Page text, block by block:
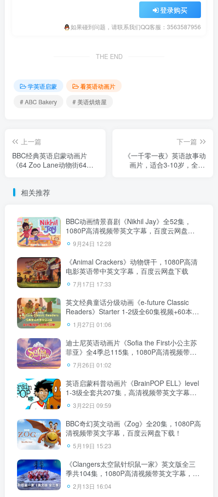
登录购买
如果碰到问题，请联系我们QQ客服：3563587956
THE END
学英语启蒙
看英语动画片
# ABC Bakery
# 美语烘焙屋
上一篇
BBC经典英语启蒙动画片
《64 Zoo Lane动物街64
云网盘下载！
下一篇
《一千零一夜》英语故事动
画片，适合3-10岁，全24
相关推荐
BBC动画情景喜剧《Nikhil Jay》全52集，
1080P高清视频带英文字幕，百度云网盘下
载！
9月24日 12:28
《Animal Crackers》动物饼干，1080P高清
电影英语带中英文字幕，百度云网盘下载
7月17日 17:33
英文经典童话分级动画《e-future Classic
Readers》Starter 1-2级全60集视频+60本练
习册+配套音频MP3，百度云网盘下载！
1月27日 01:06
迪士尼英语动画片《Sofia the First小公主苏
菲亚》全4季总115集，1080P高清视频带英
文字幕，百度云网盘下载！
7月26日 01:02
英语启蒙科普动画片《BrainPOP ELL》level
1-3级全套共207集，高清视频带英文字幕，
百度云网盘下载！
3月22日 09:59
BBC奇幻英文动画《Zog》全20集，1080P高
清视频带英文字幕，百度云网盘下载！
5月19日 15:23
《Clangers太空鼠针织鼠一家》英文版全三
季共104集，1080P高清视频带英文字幕，百
度云网盘下载！
2月13日 16:04